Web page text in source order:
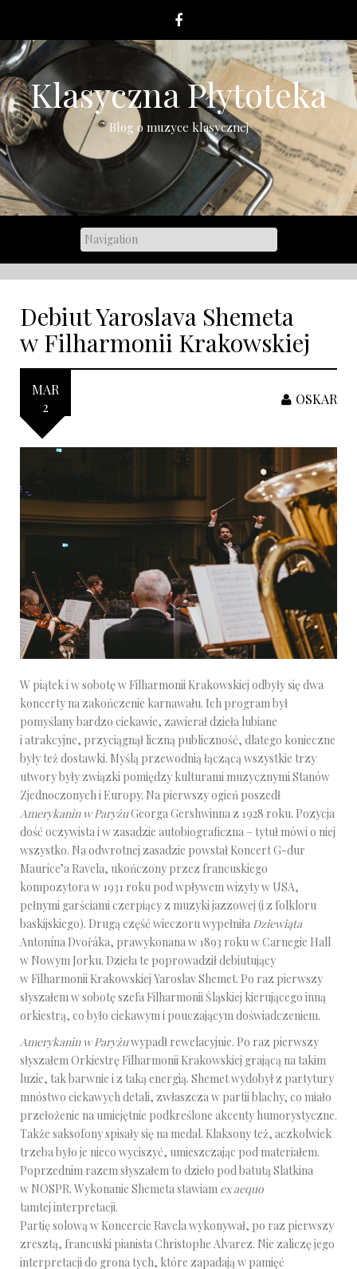
content
Klasyczna Płytoteka
Blog o muzyce klasycznej
Debiut Yaroslava Shemeta
w Filharmonii Krakowskiej
MAR
2
OSKAR
W piątek i w sobotę w Filharmonii Krakowskiej odbyły się dwa
koncerty na zakończenie karnawału. Ich program był
pomyślany bardzo ciekawie, zawierał dzieła lubiane
i atrakcyjne, przyciągnął liczną publiczność, dlatego konieczne
były też dostawki. Myślą przewodnią łączącą wszystkie trzy
utwory były związki pomiędzy kulturami muzycznymi Stanów
Zjednoczonych i Europy. Na pierwszy ogień poszedł
Amerykanin w ParyżuGeorga Gershwinna z 1928 roku. Pozycja
dość oczywista i w zasadzie autobiograficzna – tytuł mówi o niej
wszystko. Na odwrotnej zasadzie powstał Koncert G-dur
Maurice’a Ravela, ukończony przez francuskiego
kompozytora w 1931 roku pod wpływem wizyty w USA,
pełnymi garściami czerpiący z muzyki jazzowej (i z folkloru
baskijskiego). Drugą część wieczoru wypełniła Dziewiąta
Antonína Dvořáka, prawykonana w 1893 roku w Carnegie Hall
w Nowym Jorku. Dzieła te poprowadził debiutujący
w Filharmonii Krakowskiej Yaroslav Shemet. Po raz pierwszy
słyszałem w sobotę szefa Filharmonii Śląskiej kierującego inną
orkiestrą, co było ciekawym i pouczającym doświadczeniem.
Amerykanin w Paryżuwypadł rewelacyjnie. Po raz pierwszy
słyszałem Orkiestrę Filharmonii Krakowskiej grającą na takim
luzie, tak barwnie i z taką energią. Shemet wydobył z partytury
mnóstwo ciekawych detali, zwłaszcza w partii blachy, co miało
przełożenie na umiejętnie podkreślone akcenty humorystyczne.
Także saksofony spisały się na medal. Klaksony też, aczkolwiek
trzeba było je nieco wyciszyć, umieszczając pod materiałem.
Poprzednim razem słyszałem to dzieło pod batutą Slatkina
w NOSPR. Wykonanie Shemeta stawiam ex aequo
tamtej interpretacji.
Partię solową w Koncercie Ravela wykonywał, po raz pierwszy
zresztą, francuski pianista Christophe Alvarez. Nie zaliczę jego
interpretacji do grona tych, które zapadają w pamięć